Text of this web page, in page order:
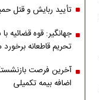
تأیید ربایش و قتل
جهانگیر: قوه قضائیه
تحریم قاطعانه
آخرین فرصت
اضافه بیمه تکمیلی